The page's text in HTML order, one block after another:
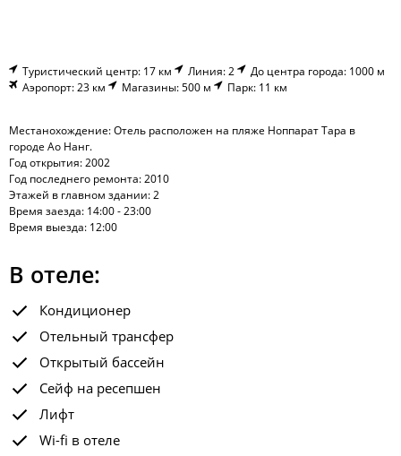
Туристический центр: 17 км Линия: 2
До центра города: 1000 м
Аэропорт: 23 км
Магазины: 500 м Парк: 11 км
Местанохождение: Отель расположен на пляже Ноппарат Тара в
городе Ао Нанг.
Год открытия: 2002
Год последнего ремонта: 2010
Этажей в главном здании: 2
Время заезда: 14:00 - 23:00
Время выезда: 12:00
В отеле:
Кондиционер
Отельный трансфер
Открытый бассейн
Сейф на ресепшен
Лифт
Wi-fi в отеле